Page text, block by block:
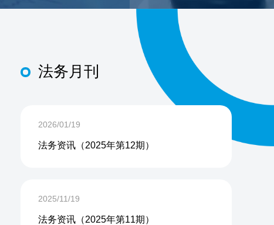
法务月刊
2026/01/19
法务资讯（2025年第12期）
2025/11/19
法务资讯（2025年第11期）